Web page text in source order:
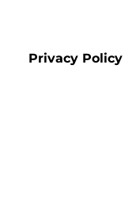
Privacy Policy